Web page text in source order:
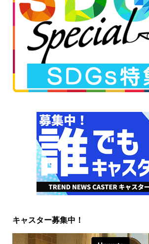
キャスター募集中！